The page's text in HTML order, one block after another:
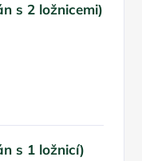
s 2 ložnicemi)
s 1 ložnicí)